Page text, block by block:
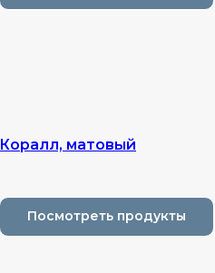
Коралл, матовый
Посмотреть продукты